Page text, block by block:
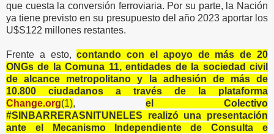
que cuesta la conversión ferroviaria. Por su parte, la Nación
ya tiene previsto en su presupuesto del año 2023 aportar los
U$S122 millones restantes.
Frente a esto,contando con el apoyo de más de 20
ONGs de la Comuna 11, entidades de la sociedad civil
de alcance metropolitano y la adhesión de más de
10.800 ciudadanos a través de la plataforma
Change.org(1), el Colectivo
#SINBARRERASNITUNELES realizó una presentación
ante el Mecanismo Independiente de Consulta e